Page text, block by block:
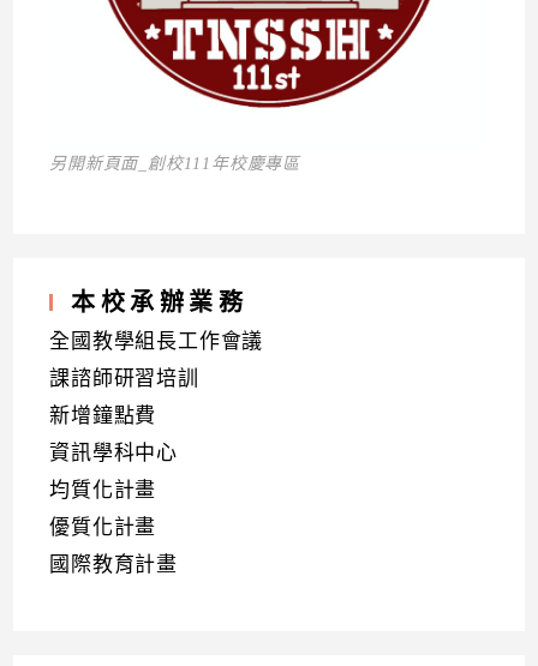
另開新頁面_創校111年校慶專區
本校承辦業務
全國教學組長工作會議
課諮師研習培訓
新增鐘點費
資訊學科中心
均質化計畫
優質化計畫
國際教育計畫